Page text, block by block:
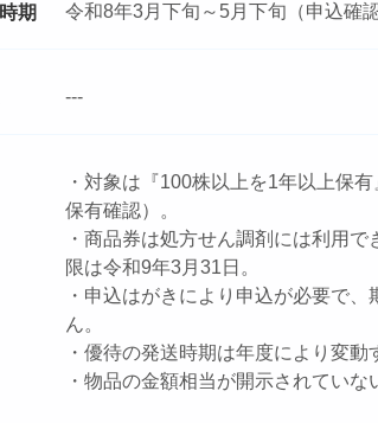
期 令和8年3月下旬～5月下旬（申込確
---
・対象は『100株以上を1年以上保
保有確認）。
・商品券は処方せん調剤には利用
限は令和9年3月31日。
・申込はがきにより申込が必要で
ん。
・優待の発送時期は年度により変動
・物品の金額相当が開示されてい